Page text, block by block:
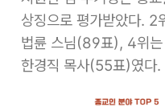
상징으로 평가받았다.
법륜 스님(89표), 4위
한경직 목사(55표)였다.